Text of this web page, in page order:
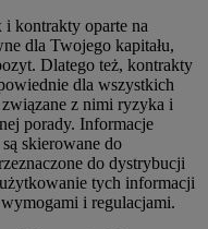
i kontrakty oparte na
dla Twojego kapitału,
Dlatego też, kontrakty
dla wszystkich
z nimi ryzyka i
porady. Informacje
skierowane do
do dystrybucji
tych informacji
i regulacjami.